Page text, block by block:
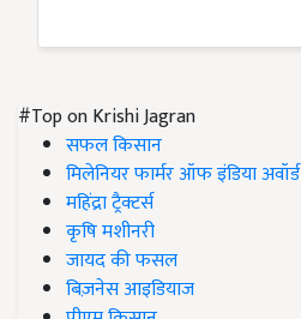
#Top on Krishi Jagran
सफल किसान
मिलेनियर फार्मर ऑफ इंडिया अवॉर्ड
महिंद्रा ट्रैक्टर्स
कृषि मशीनरी
जायद की फसल
बिज़नेस आइडियाज